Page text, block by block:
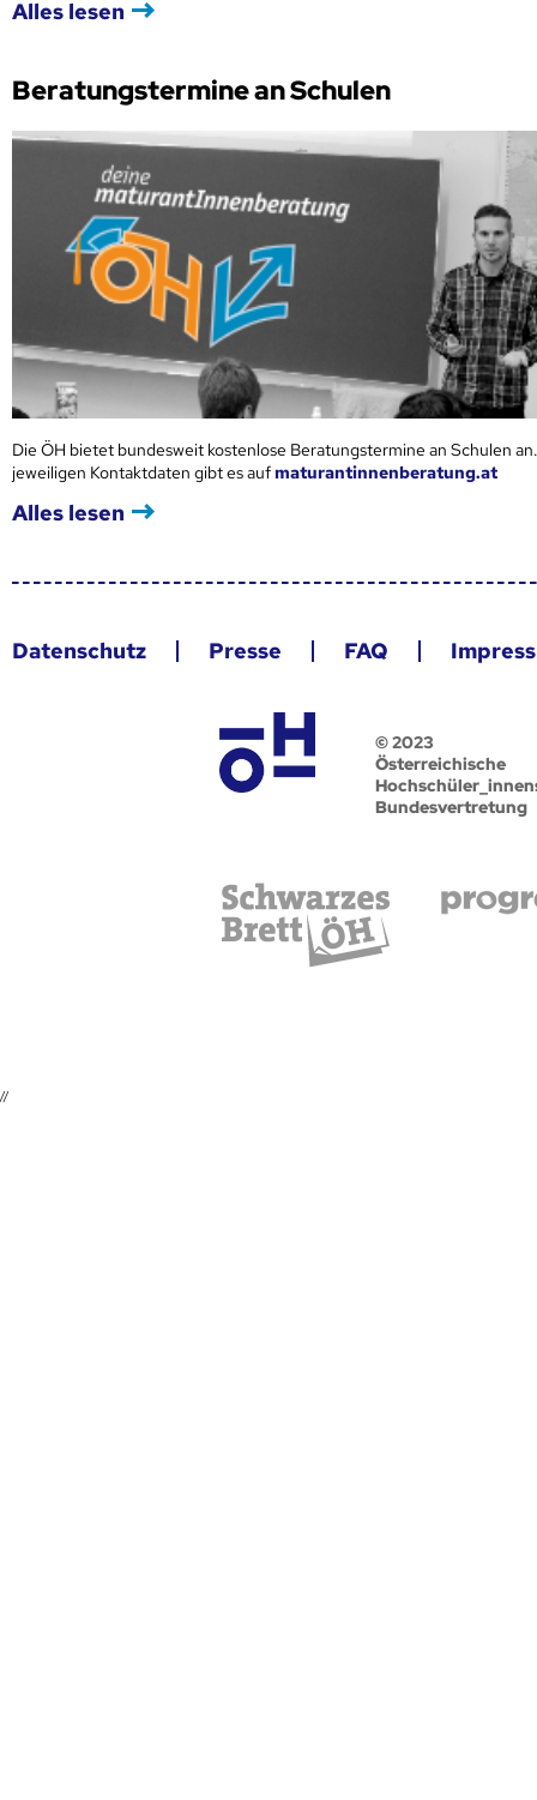
Alles lesen
Beratungstermine an Schulen
Die ÖH bietet bundesweit kostenlose Beratungstermine an Schulen
jeweiligen Kontaktdaten gibt es aufmaturantinnenberatung.at
Alles lesen
Datenschutz Presse FAQ
© 2023
Österreichische
Bundesvertretung
//